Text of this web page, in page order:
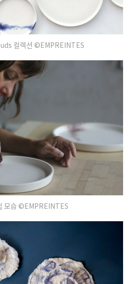
컬렉션 ©EMPREINTES
모습 ©EMPREINTES